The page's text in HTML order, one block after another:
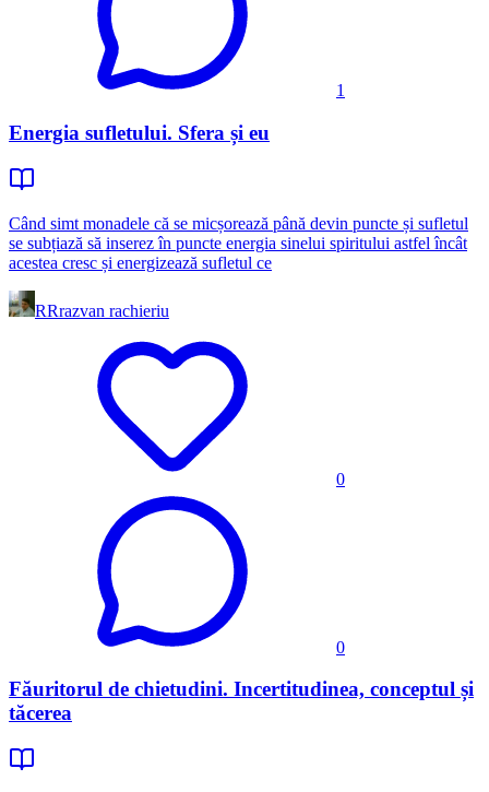
1
Energia sufletului. Sfera și eu
Când simt monadele că se micșorează până devin puncte și sufletul
se subțiază să inserez în puncte energia sinelui spiritului astfel încât
acestea cresc și energizează sufletul ce
RRrazvan rachieriu
0
0
Făuritorul de chietudini. Incertitudinea, conceptul și
tăcerea